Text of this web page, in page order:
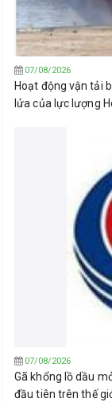
07/08/2026
Hoạt động vận tải
lửa của lực lượng
07/08/2026
Gã khổng lồ dầu
đầu tiên trên thế